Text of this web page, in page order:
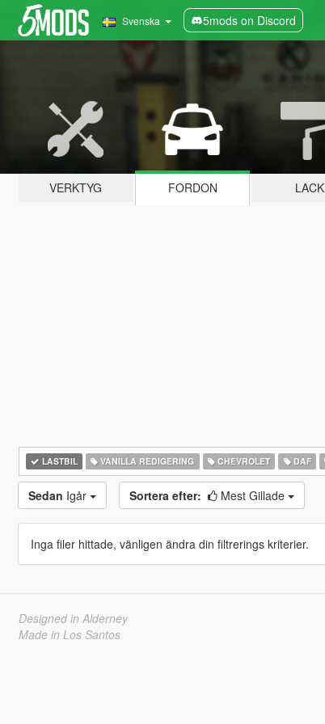
Svenska 5mods on Discord
VERKTYG FORDON LACK
LASTBIL VANILLA REDIGERING CHEVROLET DAF
Sedan Igår Sortera efter: Mest Gillade
Inga filer hittade, vänligen ändra din filtrerings kriterier.
Designed in Alderney
Made in Los Santos